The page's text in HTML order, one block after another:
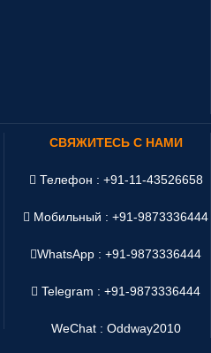
СВЯЖИТЕСЬ С НАМИ
Телефон : +91-11-43526658
Мобильный : +91-9873336444
WhatsApp :+91-9873336444
Telegram : +91-9873336444
WeChat : Oddway2010